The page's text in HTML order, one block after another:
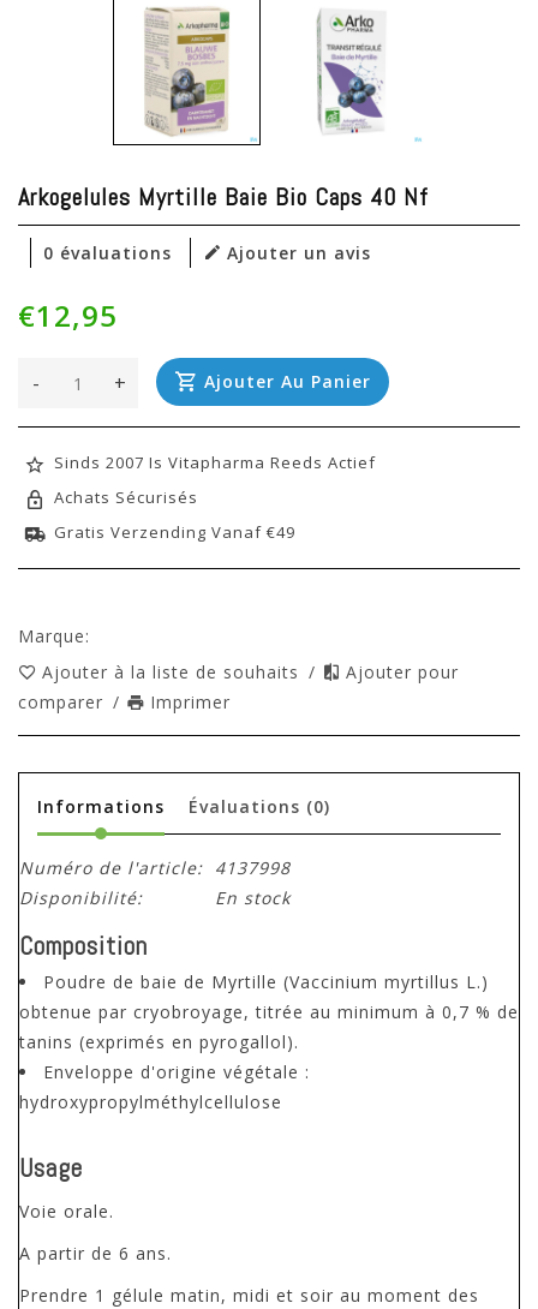
Arkogelules Myrtille Baie Bio Caps 40 Nf
0 évaluations Ajouter un avis
€12,95
+
- Ajouter Au Panier
Sinds 2007 Is Vitapharma Reeds Actief
Achats Sécurisés
Gratis Verzending Vanaf €49
Marque:
Ajouter à la liste de souhaits /
Ajouter pour
comparer / Imprimer
Informations Évaluations (0)
Numéro de l'article: 4137998
Disponibilité:
En stock
Composition
Poudre de baie de Myrtille (Vaccinium myrtillus L.)
obtenue par cryobroyage, titrée au minimum à 0,7 % de
tanins (exprimés en pyrogallol).
Enveloppe d'origine végétale :
hydroxypropylméthylcellulose
Usage
Voie orale.
A partir de 6 ans.
Prendre 1 gélule matin, midi et soir au moment des